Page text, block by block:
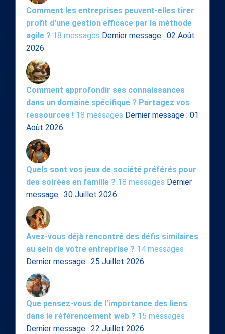
Comment les entreprises peuvent-elles tirer
profit d'une gestion efficace par la méthode
agile ? 18 messages Dernier message : 02 Août
2026
Comment approfondir ses connaissances
dans un domaine spécifique ? Partagez vos
ressources ! 18 messages Dernier message : 01
Août 2026
Quels sont vos jeux de société préférés pour
des soirées en famille ? 18 messages Dernier
message : 30 Juillet 2026
Avez-vous déjà rencontré des défis similaires
au sein de votre entreprise ? 14 messages
Dernier message : 25 Juillet 2026
Que pensez-vous de l'importance des liens
dans le référencement web ? 15 messages
Dernier message : 22 Juillet 2026